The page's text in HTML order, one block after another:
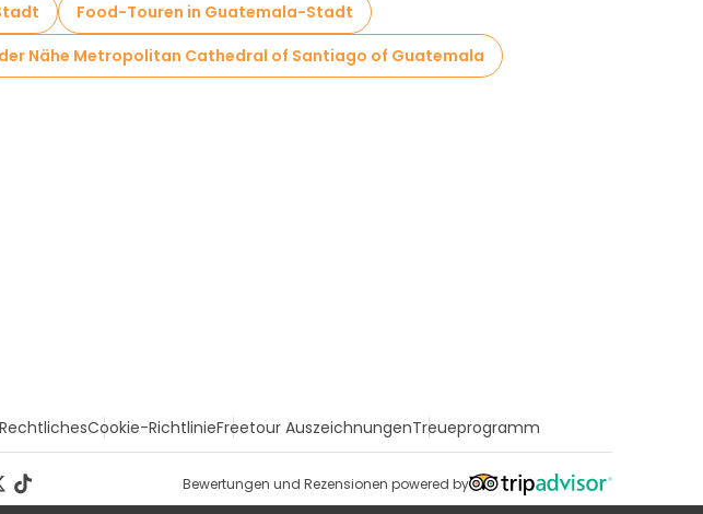
Food-Touren in Guatemala-Stadt
Nähe Metropolitan Cathedral of Santiago of Guatemala
Cookie-RichtlinieFreetour AuszeichnungenTreueprogramm
Bewertungen und Rezensionen powered by